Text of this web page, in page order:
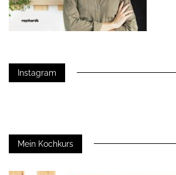
Instagram
Mein Kochkurs